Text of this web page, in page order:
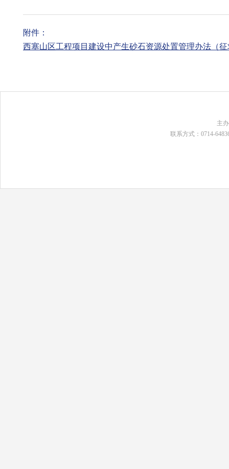
附件：
西塞山区工程项目建设中产生砂石资源处置管理办法（征
主
联系方式：0714-